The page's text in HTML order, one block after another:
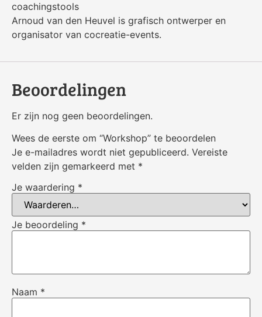
coachingstools
Arnoud van den Heuvel is grafisch ontwerper en
organisator van cocreatie-events.
Beoordelingen
Er zijn nog geen beoordelingen.
Wees de eerste om “Workshop” te beoordelen
Je e-mailadres wordt niet gepubliceerd. Vereiste
velden zijn gemarkeerd met *
Je waardering *
Je beoordeling *
Naam *